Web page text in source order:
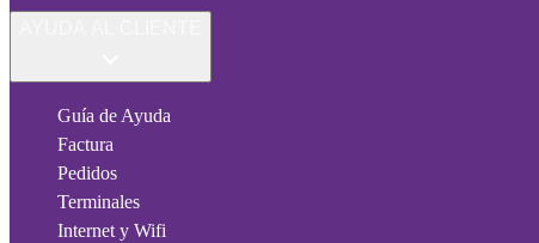
Guía de Ayuda
Factura
Pedidos
Terminales
Internet y Wifi